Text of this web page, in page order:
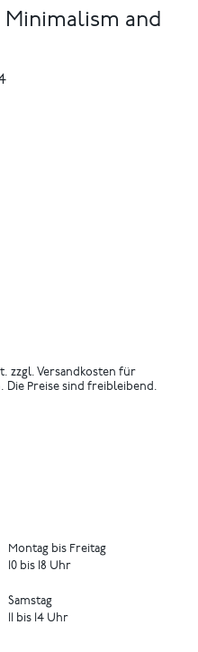
Minimalism and
zzgl. Versandkosten für
Die Preise sind freibleibend.
Montag bis Freitag
10 bis 18 Uhr
Samstag
11 bis 14 Uhr